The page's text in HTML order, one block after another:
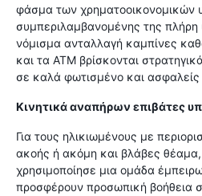
φάσμα των χρηματοοικονομικών
συμπεριλαμβανομένης της πλήρη
νόμισμα ανταλλαγή καμπίνες
και τα ΑΤΜ βρίσκονται
σε καλά φωτισμένο και ασφαλείς
Κινητικά αναπήρων επιβάτες
Για τους ηλικιωμένους με
ακοής ή ακόμη και βλάβες
χρησιμοποίησε μια ομάδα
προσφέρουν προσωπική βοήθεια